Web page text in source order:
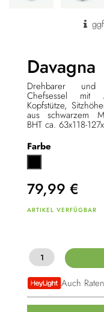
Davagna
Drehbarer und
Chefsessel mit
Kopfstütze,
aus schwarzem
BHT ca. 63x118-
Farbe
79,99 €
ARTIKEL VERFÜGBAR
Auch